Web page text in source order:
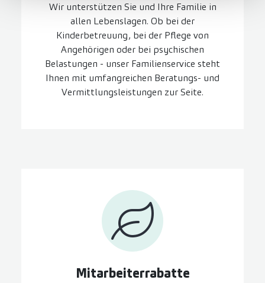
Wir unterstützen Sie und Ihre Familie in
allen Lebenslagen. Ob bei der
Kinderbetreuung, bei der Pflege von
Angehörigen oder bei psychischen
Belastungen - unser Familienservice steht
Ihnen mit umfangreichen Beratungs- und
Vermittlungsleistungen zur Seite.
Mitarbeiter­rabatte